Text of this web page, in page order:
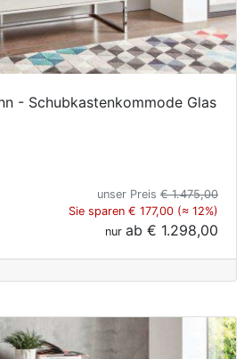
- Schubkastenkommode Glas
unser Preis € 1.475,00
Sie sparen € 177,00 (≈ 12%)
nur ab € 1.298,00